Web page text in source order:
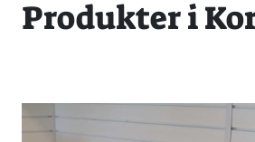
Produkter i